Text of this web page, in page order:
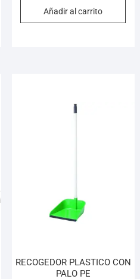
Añadir al carrito
RECOGEDOR PLASTICO CON
PALO PE